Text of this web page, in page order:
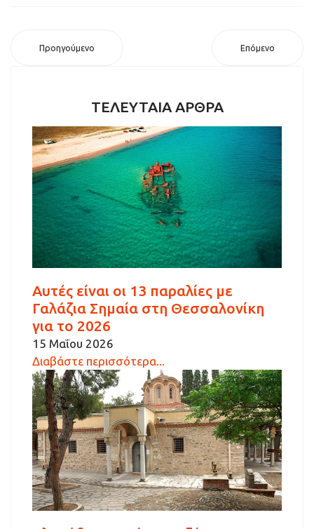
Προηγούμενο Επόμενο
ΤΕΛΕΥΤΑΙΑ ΑΡΘΡΑ
Αυτές είναι οι 13 παραλίες με
Γαλάζια Σημαία στη Θεσσαλονίκη
για το 2026
15 Μαΐου 2026
Διαβάστε περισσότερα...